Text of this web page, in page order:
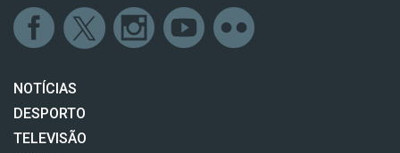
NOTÍCIAS
DESPORTO
TELEVISÃO